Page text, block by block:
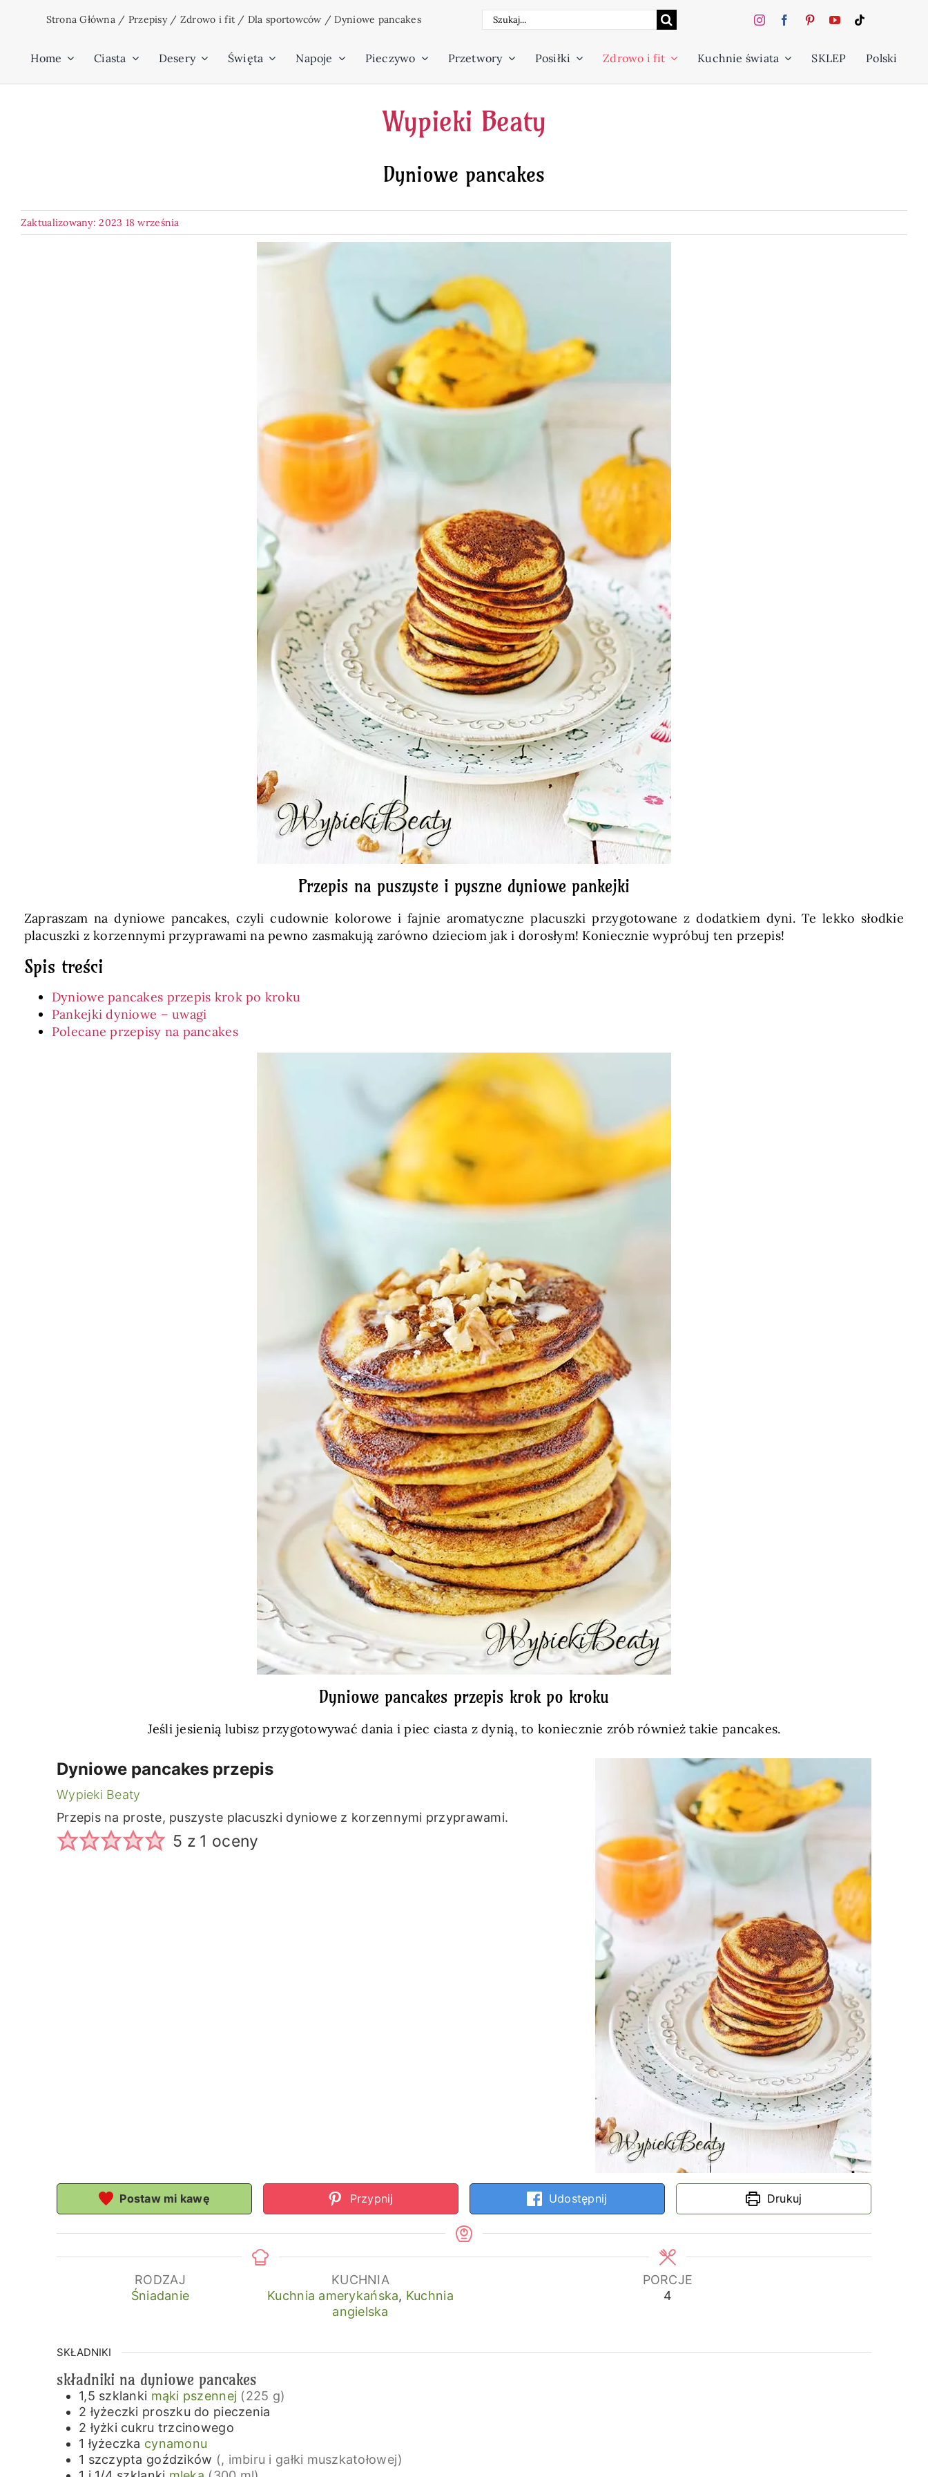
Strona Główna / Przepisy/ Zdrowo i fit / Dla sportowców /Dyniowe pancakes Szukaj
Home Ciasta Desery Święta Napoje Pieczywo Przetwory Posiłki Zdrowo i fit Kuchnie świata SKLEP Polski
Wypieki Beaty
Dyniowe pancakes
Zaktualizowany: 2023 18 września
Przepis na puszyste i pyszne dyniowe pankejki
Zapraszam na dyniowe pancakes, czyli cudownie kolorowe i fajnie aromatyczne placuszki przygotowane z dodatkiem dyni. Te lekko słodkie
placuszki z korzennymi przyprawami na pewno zasmakują zarówno dzieciom jak i dorosłym! Koniecznie wypróbuj ten przepis!
Spis treści
Dyniowe pancakes przepis krok po kroku
Pankejki dyniowe – uwagi
Polecane przepisy na pancakes
Dyniowe pancakes przepis krok po kroku
Jeśli jesienią lubisz przygotowywać dania i piec ciasta z dynią, to koniecznie zrób również takie pancakes.
Dyniowe pancakes przepis
Wypieki Beaty
Przepis na proste, puszyste placuszki dyniowe z korzennymi przyprawami.
5 z 1 oceny
Postaw mi kawę Przypnij Udostępnij Drukuj
RODZAJ
Śniadanie
KUCHNIA
Kuchnia amerykańska, Kuchnia
angielska
PORCJE
4
SKŁADNIKI
składniki na dyniowe pancakes
1,5 szklanki mąki pszennej (225 g)
2 łyżeczki proszku do pieczenia
2 łyżki cukru trzcinowego
1 łyżeczka cynamonu
1 szczypta goździków (, imbiru i gałki muszkatołowej)